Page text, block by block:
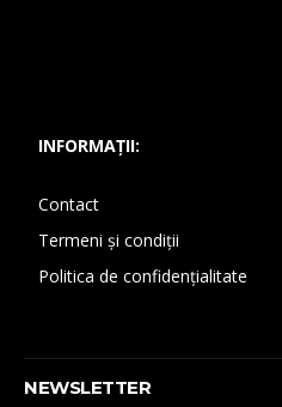
INFORMAȚII:
Contact
Termeni și condiții
Politica de confidențialitate
NEWSLETTER